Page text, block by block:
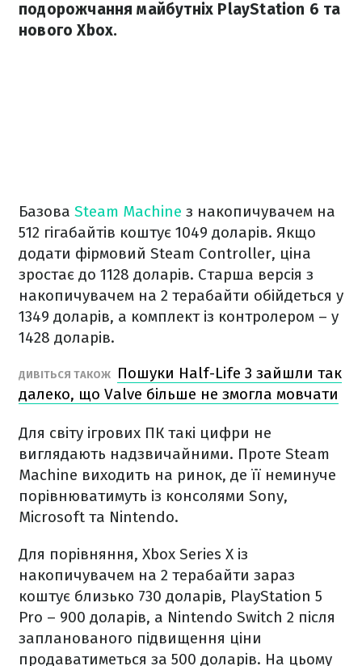
подорожчання майбутніх PlayStation 6 та
нового Xbox.
Базова Steam Machine з накопичувачем на
512 гігабайтів коштує 1049 доларів. Якщо
додати фірмовий Steam Controller, ціна
зростає до 1128 доларів. Старша версія з
накопичувачем на 2 терабайти обійдеться у
1349 доларів, а комплект із контролером – у
1428 доларів.
ДИВІТЬСЯ ТАКОЖ
Пошуки Half-Life 3 зайшли так
далеко, що Valve більше не змогла мовчати
Для світу ігрових ПК такі цифри не
виглядають надзвичайними. Проте Steam
Machine виходить на ринок, де її неминуче
порівнюватимуть із консолями Sony,
Microsoft та Nintendo.
Для порівняння, Xbox Series X із
накопичувачем на 2 терабайти зараз
коштує близько 730 доларів, PlayStation 5
Pro – 900 доларів, а Nintendo Switch 2 після
запланованого підвищення ціни
продаватиметься за 500 доларів. На цьому